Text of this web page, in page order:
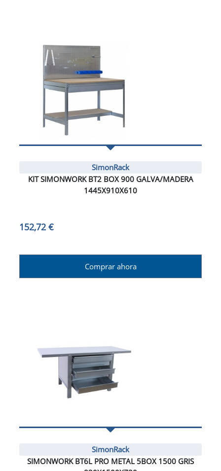
SimonRack
KIT SIMONWORK BT2 BOX 900 GALVA/MADERA
1445X910X610
152,72 €
Comprar ahora
SimonRack
SIMONWORK BT6L PRO METAL 5BOX 1500 GRIS